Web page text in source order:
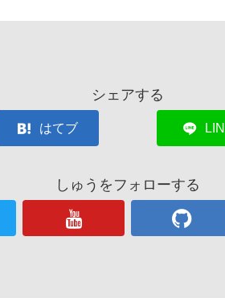
シェアする
はてブ
しゅうをフォローする